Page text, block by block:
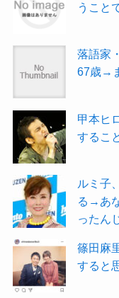
うこと
落語家
67歳→
甲本ヒ
するこ
ルミ子
る→あ
ったん
篠田麻
すると